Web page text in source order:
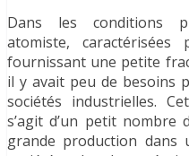
Dans les conditions
atomiste,
fournissant une petite
il y avait peu de besoins
sociétés industrielles.
s’agit d’un petit nombre
grande production dans